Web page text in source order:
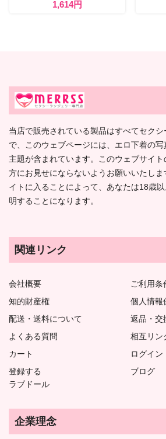
1,614円
当店で販売されている製品はすべてセク
で、このウェブページには、エロ下着の
主題が含まれています。このウェブサイ
方にお見せにならないようお願いいたし
イトに入ることによって、あなたは18歳
明することになります。
関連リンク
会社概要
ご利用条
知的財産権
個人情報
配送・送料について
返品・交
よくある質問
相互リン
カート
ログイン
登録する
ブログ
ラブドール
企業理念